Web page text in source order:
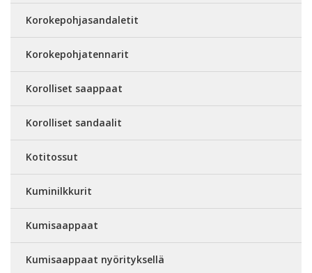
Korokepohjasandaletit
Korokepohjatennarit
Korolliset saappaat
Korolliset sandaalit
Kotitossut
Kuminilkkurit
Kumisaappaat
Kumisaappaat nyörityksellä